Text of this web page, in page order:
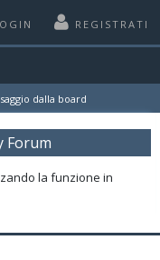
REGISTRATI
dalla board
Forum
la funzione in